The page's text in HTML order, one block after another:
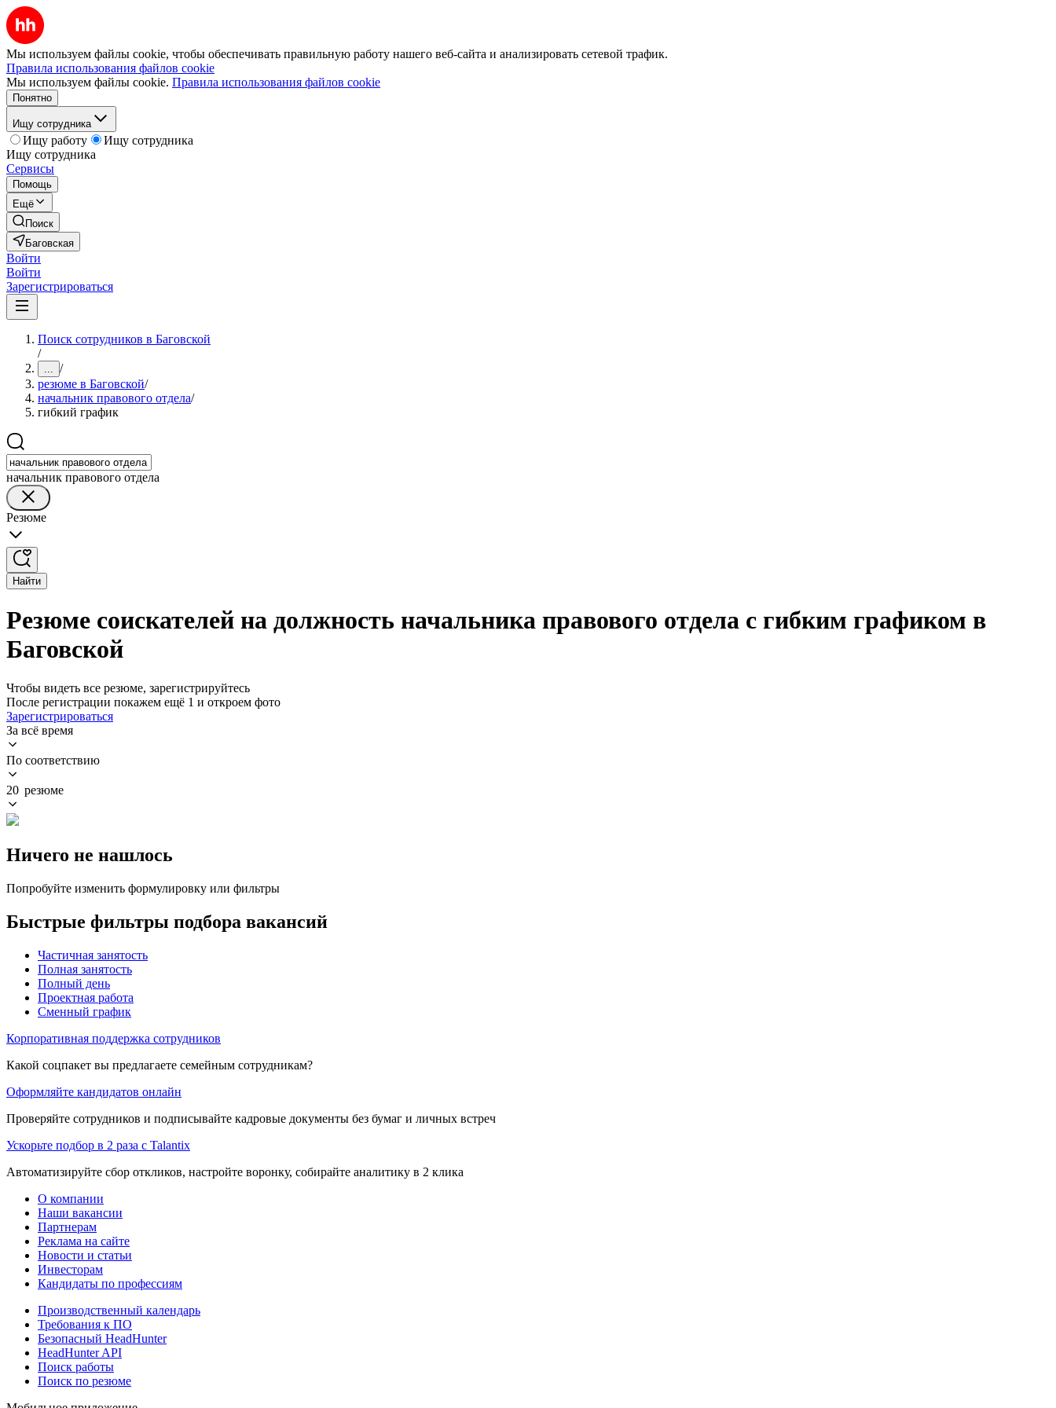
Мы используем файлы cookie, чтобы обеспечивать правильную работу нашего веб-сайта и анализировать сетевой трафик.
Правила использования файлов cookie
Мы используем файлы cookie. Правила использования файлов cookie
Понятно
Ищу сотрудника
Ищу работу
Ищу сотрудника
Ищу сотрудника
Сервисы
Помощь
Ещё
Поиск
Баговская
Войти
Войти
Зарегистрироваться
Поиск сотрудников в Баговской
/
... /
резюме в Баговской/
начальник правового отдела/
гибкий график
начальник правового отдела
Резюме
Найти
Резюме соискателей на должность начальника правового отдела с гибким графиком в
Баговской
Чтобы видеть все резюме, зарегистрируйтесь
После регистрации покажем ещё 1 и откроем фото
Зарегистрироваться
За всё время
По соответствию
20 резюме
Ничего не нашлось
Попробуйте изменить формулировку или фильтры
Быстрые фильтры подбора вакансий
Частичная занятость
Полная занятость
Полный день
Проектная работа
Сменный график
Корпоративная поддержка сотрудников
Какой соцпакет вы предлагаете семейным сотрудникам?
Оформляйте кандидатов онлайн
Проверяйте сотрудников и подписывайте кадровые документы без бумаг и личных встреч
Ускорьте подбор в 2 раза с Talantix
Автоматизируйте сбор откликов, настройте воронку, собирайте аналитику в 2 клика
О компании
Наши вакансии
Партнерам
Реклама на сайте
Новости и статьи
Инвесторам
Кандидаты по профессиям
Производственный календарь
Требования к ПО
Безопасный HeadHunter
HeadHunter API
Поиск работы
Поиск по резюме